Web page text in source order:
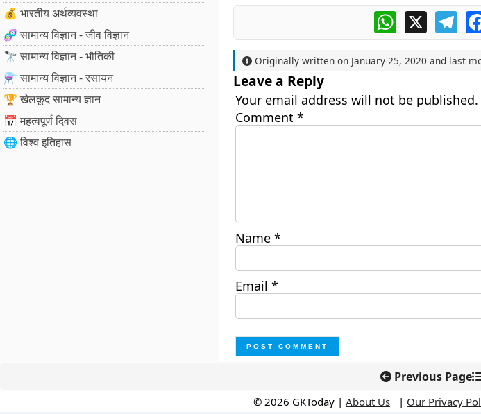
💰 भारतीय अर्थव्यवस्था
🧬 सामान्य विज्ञान - जीव विज्ञान
🔭 सामान्य विज्ञान - भौतिकी
⚗️ सामान्य विज्ञान - रसायन
🏆 खेलकूद सामान्य ज्ञान
📅 महत्वपूर्ण दिवस
🌐 विश्व इतिहास
WhatsApp
X
Originally written on January 25, 2020 and last
Leave a Reply
Your email address will not be published.
Comment *
Name *
Email *
Previous Page
© 2026 GKToday | About Us | Our Privacy